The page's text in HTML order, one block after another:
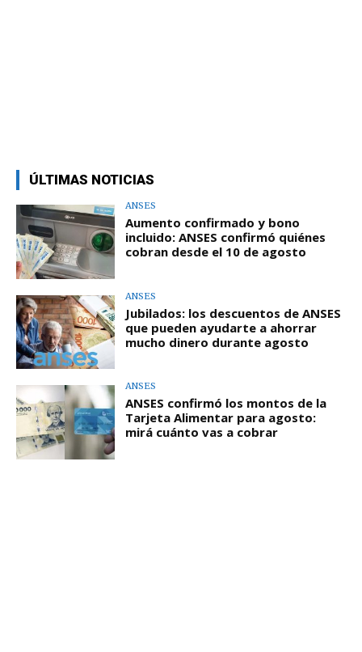
ÚLTIMAS NOTICIAS
ANSES
Aumento confirmado y bono
incluido: ANSES confirmó quiénes
cobran desde el 10 de agosto
ANSES
Jubilados: los descuentos de ANSES
que pueden ayudarte a ahorrar
mucho dinero durante agosto
ANSES
ANSES confirmó los montos de la
Tarjeta Alimentar para agosto:
mirá cuánto vas a cobrar